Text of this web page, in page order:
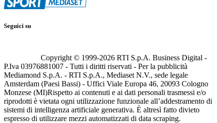
Seguici su
Copyright © 1999-2026 RTI S.p.A. Business Digital -
P.Iva 03976881007 - Tutti i diritti riservati - Per la pubblicità
Mediamond S.p.A. - RTI S.p.A., Mediaset N.V., sede legale
Amsterdam (Paesi Bassi) - Uffici Viale Europa 46, 20093 Cologno
Monzese (MI)Rispetto ai contenuti e ai dati personali trasmessi e/o
riprodotti è vietata ogni utilizzazione funzionale all’addestramento di
sistemi di intelligenza artificiale generativa. È altresì fatto divieto
espresso di utilizzare mezzi automatizzati di data scraping.